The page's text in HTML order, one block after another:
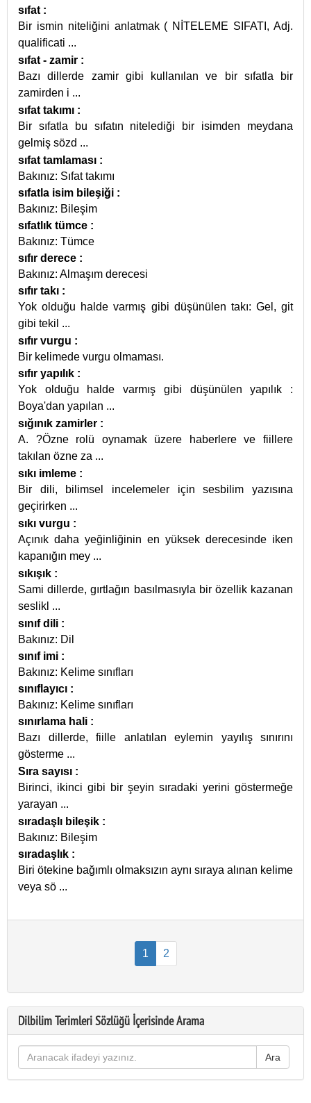
sıfat :
Bir ismin niteliğini anlatmak ( NİTELEME SIFATI, Adj.
qualificati ...
sıfat - zamir :
Bazı dillerde zamir gibi kullanılan ve bir sıfatla bir
zamirden i ...
sıfat takımı :
Bir sıfatla bu sıfatın nitelediği bir isimden meydana
gelmiş sözd ...
sıfat tamlaması :
Bakınız: Sıfat takımı
sıfatla isim bileşiği :
Bakınız: Bileşim
sıfatlık tümce :
Bakınız: Tümce
sıfır derece :
Bakınız: Almaşım derecesi
sıfır takı :
Yok olduğu halde varmış gibi düşünülen takı: Gel, git
gibi tekil ...
sıfır vurgu :
Bir kelimede vurgu olmaması.
sıfır yapılık :
Yok olduğu halde varmış gibi düşünülen yapılık :
Boya'dan yapılan ...
sığınık zamirler :
A. ?Özne rolü oynamak üzere haberlere ve fiillere
takılan özne za ...
sıkı imleme :
Bir dili, bilimsel incelemeler için sesbilim yazısına
geçirirken ...
sıkı vurgu :
Açınık daha yeğinliğinin en yüksek derecesinde iken
kapanığın mey ...
sıkışık :
Sami dillerde, gırtlağın basılmasıyla bir özellik kazanan
seslikl ...
sınıf dili :
Bakınız: Dil
sınıf imi :
Bakınız: Kelime sınıfları
sınıflayıcı :
Bakınız: Kelime sınıfları
sınırlama hali :
Bazı dillerde, fiille anlatılan eylemin yayılış sınırını
gösterme ...
Sıra sayısı :
Birinci, ikinci gibi bir şeyin sıradaki yerini göstermeğe
yarayan ...
sıradaşlı bileşik :
Bakınız: Bileşim
sıradaşlık :
Biri ötekine bağımlı olmaksızın aynı sıraya alınan kelime
veya sö ...
1 2
Dilbilim Terimleri Sözlüğü İçerisinde Arama